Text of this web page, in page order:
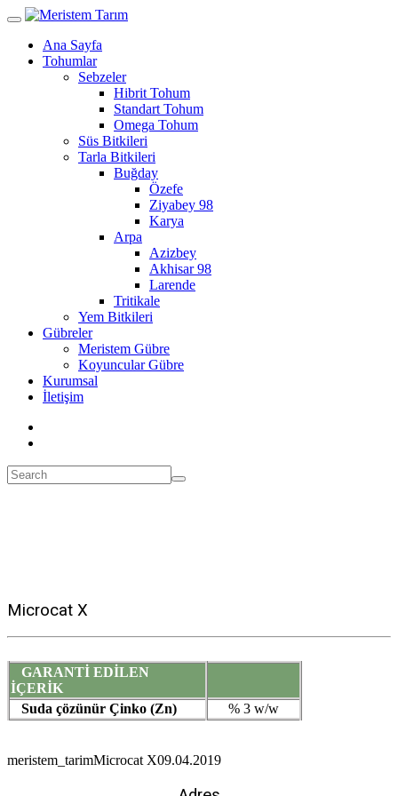
Ana Sayfa
Tohumlar
Sebzeler
Hibrit Tohum
Standart Tohum
Omega Tohum
Süs Bitkileri
Tarla Bitkileri
Buğday
Özefe
Ziyabey 98
Karya
Arpa
Azizbey
Akhisar 98
Larende
Tritikale
Yem Bitkileri
Gübreler
Meristem Gübre
Koyuncular Gübre
Kurumsal
İletişim
Microcat X
GARANTİ EDİLEN
İÇERİK
Suda çözünür Çinko (Zn)
% 3 w/w
meristem_tarimMicrocat X09.04.2019